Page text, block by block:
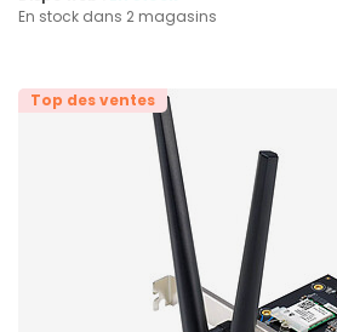
En stock dans 2 magasins
Top des ventes